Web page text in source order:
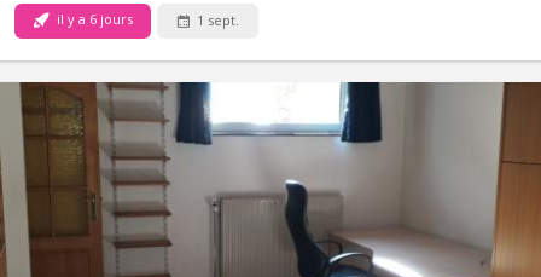
il y a 6 jours 1 sept.
KV 1905
Uniquement pour 1 ÉTUDIANT(E) sur Louvain-la-Neuve Beau
studio meublé complètement privatif de 45M2 à louer Parfait
état Loyer mensuel 560 euros, forfait pour les charges 100 euros
par mois = 660 euros TOUT COMPRIS (électricité, chauffage,
eau, internet) Pas de domicile Séjour carrelé, cuisine...